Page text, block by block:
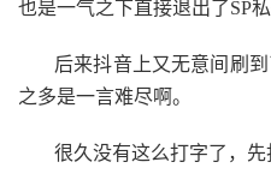
也是一气之下直接退出了SP
后来抖音上又无意间刷
之多是一言难尽啊。
很久没有这么打字了，先